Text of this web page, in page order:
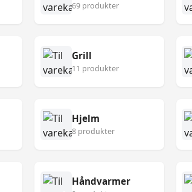
69 produkter
Grill
11 produkter
Hjelm
8 produkter
Håndvarmer